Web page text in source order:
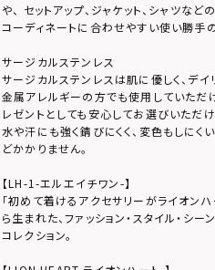
や、 セットアップ、ジャケット、シャツな
コーディネートに合わせやすい使い勝手
サージカルステンレス
サージカルステンレスは肌に優しく、デ
金属アレルギーの方でも使用していただ
レゼントとしても安心してお選びいただけ
水や汗にも強く錆びにくく、変色もしに
どかかりません。
【LH-1-エルエイチワン-】
「初めて着けるアクセサリーがライオン
ら生まれた、ファッション・スタイル・シ
コレクション。